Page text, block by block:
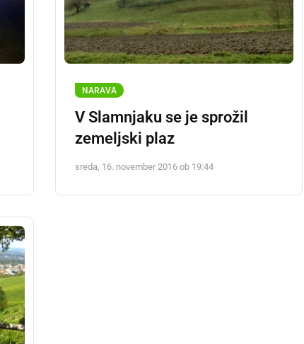
NARAVA
V Slamnjaku se je sprožil
zemeljski plaz
sreda, 16. november 2016 ob 19:44